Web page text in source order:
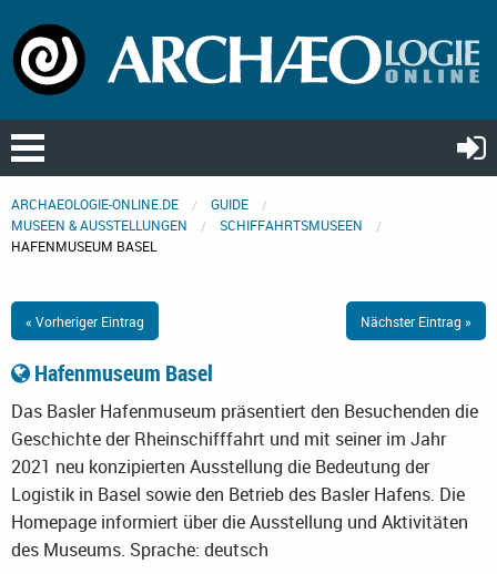
ARCHAEOLOGIE-ONLINE.DE
GUIDE
MUSEEN & AUSSTELLUNGEN
SCHIFFAHRTSMUSEEN
HAFENMUSEUM BASEL
« Vorheriger Eintrag Nächster Eintrag »
Hafenmuseum Basel
Das Basler Hafenmuseum präsentiert den Besuchenden die
Geschichte der Rheinschifffahrt und mit seiner im Jahr
2021 neu konzipierten Ausstellung die Bedeutung der
Logistik in Basel sowie den Betrieb des Basler Hafens. Die
Homepage informiert über die Ausstellung und Aktivitäten
des Museums. Sprache: deutsch